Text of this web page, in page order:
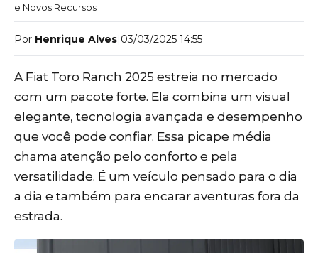
e Novos Recursos
Por Henrique Alves|03/03/2025 14:55
A Fiat Toro Ranch 2025 estreia no mercado
com um pacote forte. Ela combina um visual
elegante, tecnologia avançada e desempenho
que você pode confiar. Essa picape média
chama atenção pelo conforto e pela
versatilidade. É um veículo pensado para o dia
a dia e também para encarar aventuras fora da
estrada.